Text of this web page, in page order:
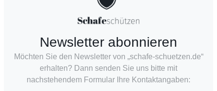
Newsletter abonnieren
Möchten Sie den Newsletter von „schafe-schuetzen.de“
erhalten? Dann senden Sie uns bitte mit
nachstehendem Formular Ihre Kontaktangaben: